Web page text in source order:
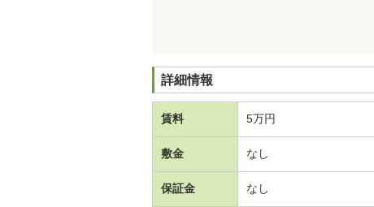
詳細情報
賃料 5万円
敷金 なし
保証金 なし